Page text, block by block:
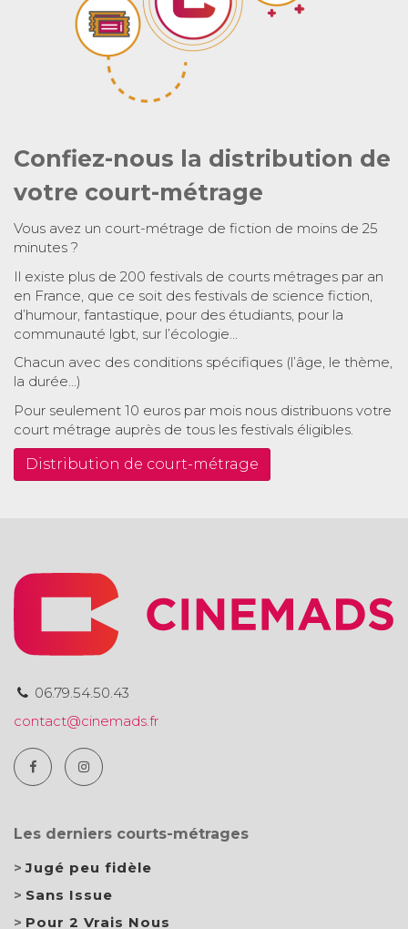
Confiez-nous la distribution de
votre court-métrage
Vous avez un court-métrage de fiction de moins de 25
minutes ?
Il existe plus de 200 festivals de courts métrages par an
en France, que ce soit des festivals de science fiction,
d’humour, fantastique, pour des étudiants, pour la
communauté lgbt, sur l’écologie…
Chacun avec des conditions spécifiques (l’âge, le thème,
la durée…)
Pour seulement 10 euros par mois nous distribuons votre
court métrage auprès de tous les festivals éligibles.
Distribution de court-métrage
06.79.54.50.43
contact@cinemads.fr
Les derniers courts-métrages
Jugé peu fidèle
Sans Issue
Pour 2 Vrais Nous